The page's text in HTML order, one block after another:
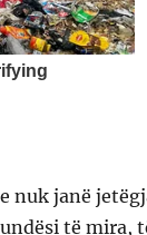
nuk janë
të mira,